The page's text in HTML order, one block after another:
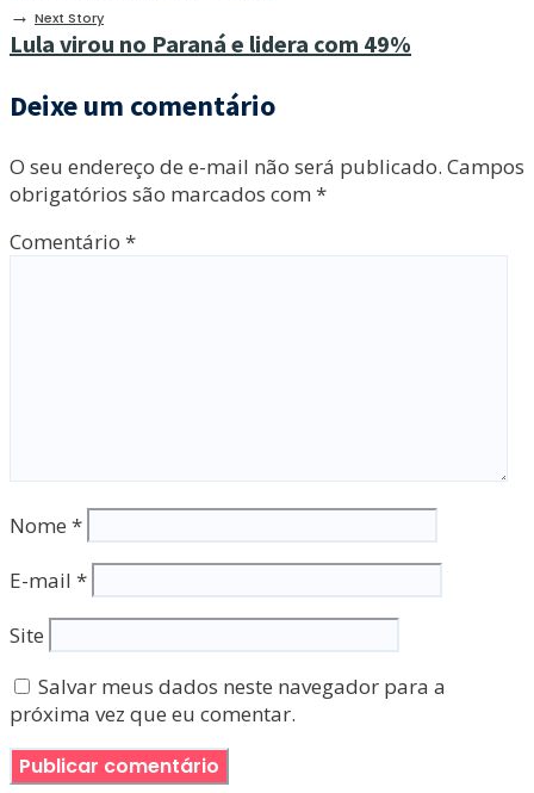
→ Next Story
Lula virou no Paraná e lidera com 49%
Deixe um comentário
O seu endereço de e-mail não será publicado. Campos
obrigatórios são marcados com *
Comentário *
Nome *
E-mail *
Site
Salvar meus dados neste navegador para a
próxima vez que eu comentar.